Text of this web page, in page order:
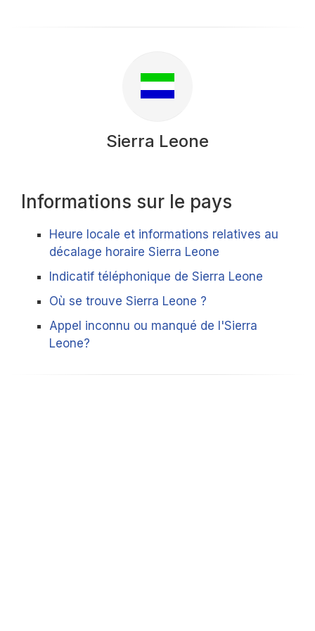
Sierra Leone
Informations sur le pays
Heure locale et informations relatives au
décalage horaire Sierra Leone
Indicatif téléphonique de Sierra Leone
Où se trouve Sierra Leone ?
Appel inconnu ou manqué de l'Sierra
Leone?